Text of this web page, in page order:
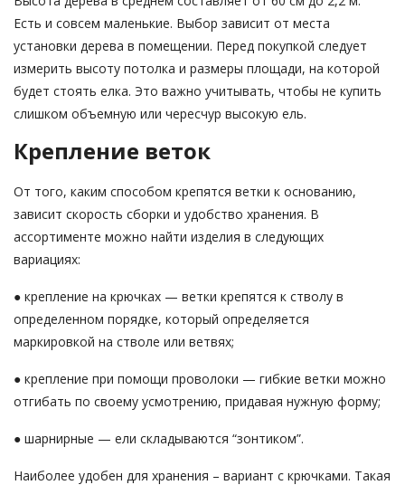
Есть и совсем маленькие. Выбор зависит от места
установки дерева в помещении. Перед покупкой следует
измерить высоту потолка и размеры площади, на которой
будет стоять елка. Это важно учитывать, чтобы не купить
слишком объемную или чересчур высокую ель.
Крепление веток
От того, каким способом крепятся ветки к основанию,
зависит скорость сборки и удобство хранения. В
ассортименте можно найти изделия в следующих
вариациях:
● крепление на крючках — ветки крепятся к стволу в
определенном порядке, который определяется
маркировкой на стволе или ветвях;
● крепление при помощи проволоки — гибкие ветки можно
отгибать по своему усмотрению, придавая нужную форму;
● шарнирные — ели складываются “зонтиком”.
Наиболее удобен для хранения – вариант с крючками. Такая